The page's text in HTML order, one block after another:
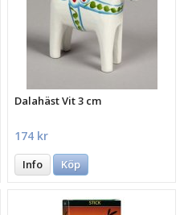
Dalahäst Vit 3 cm
174 kr
Info Köp